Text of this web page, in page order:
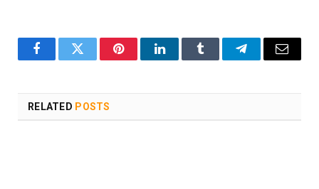
FacebookTwitter PinterestLinkedInTumblr TelegramEmail
RELATED POSTS